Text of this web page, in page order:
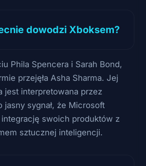
dowodzi Xboksem?
Phila Spencera i Sarah Bond,
przejęła Asha Sharma. Jej
jest interpretowana przez
jasny sygnał, że Microsoft
integrację swoich produktów z
sztucznej inteligencji.